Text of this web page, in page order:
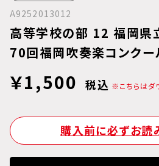
A9252013012
高等学校の部 12 福岡県
70回福岡吹奏楽コンクー
￥1,500 税込 ※こちらはダ
購入前に必ずお読